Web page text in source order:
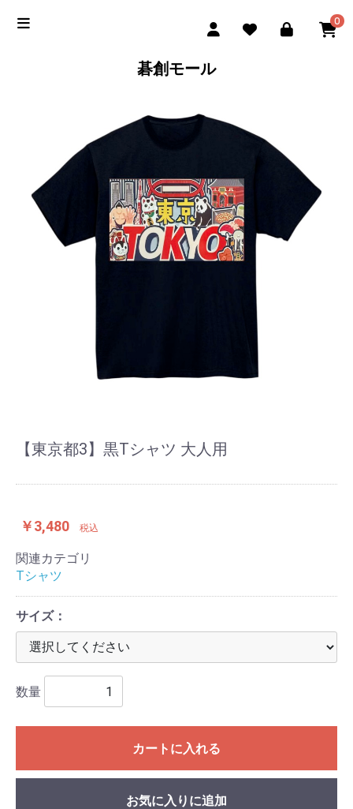
0
碁創モール
【東京都3】黒Tシャツ 大人用
￥3,480 税込
関連カテゴリ
Tシャツ
サイズ：
数量
カートに入れる
お気に入りに追加